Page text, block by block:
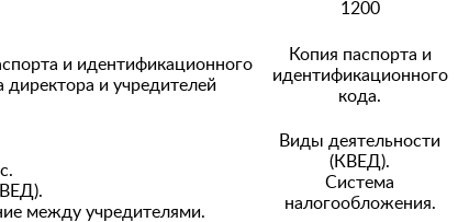
1200
и идентификационного
директора и учредителей
Копия паспорта и
идентификационного
кода.
между учредителями.
Виды деятельности
(КВЕД).
Система
налогообложения.